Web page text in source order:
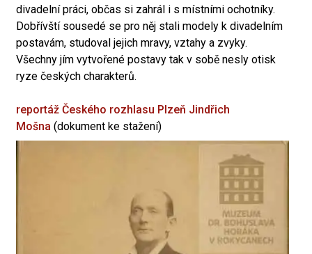
divadelní práci, občas si zahrál i s místními ochotníky.
Dobřívští sousedé se pro něj stali modely k divadelním
postavám, studoval jejich mravy, vztahy a zvyky.
Všechny jím vytvořené postavy tak v sobě nesly otisk
ryze českých charakterů.
reportáž Českého rozhlasu Plzeň Jindřich
Mošna (dokument ke stažení)